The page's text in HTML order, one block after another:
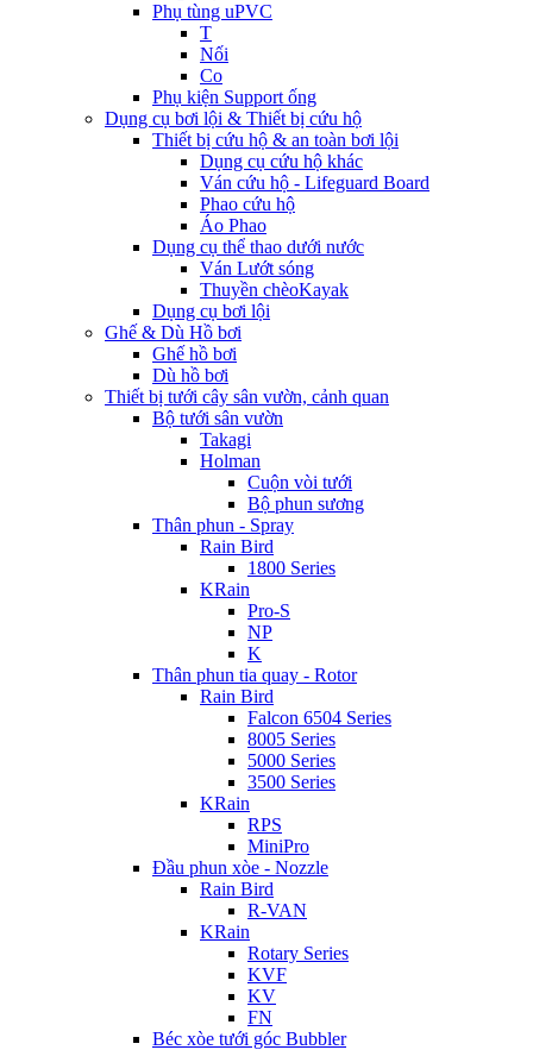
Phụ tùng uPVC
T
Nối
Co
Phụ kiện Support ống
Dụng cụ bơi lội & Thiết bị cứu hộ
Thiết bị cứu hộ & an toàn bơi lội
Dụng cụ cứu hộ khác
Ván cứu hộ - Lifeguard Board
Phao cứu hộ
Áo Phao
Dụng cụ thể thao dưới nước
Ván Lướt sóng
Thuyền chèoKayak
Dụng cụ bơi lội
Ghế & Dù Hồ bơi
Ghế hồ bơi
Dù hồ bơi
Thiết bị tưới cây sân vườn, cảnh quan
Bộ tưới sân vườn
Takagi
Holman
Cuộn vòi tưới
Bộ phun sương
Thân phun - Spray
Rain Bird
1800 Series
KRain
Pro-S
NP
K
Thân phun tia quay - Rotor
Rain Bird
Falcon 6504 Series
8005 Series
5000 Series
3500 Series
KRain
RPS
MiniPro
Đầu phun xòe - Nozzle
Rain Bird
R-VAN
KRain
Rotary Series
KVF
KV
FN
Béc xòe tưới góc Bubbler